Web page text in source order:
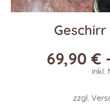
Geschirr
69,90€
inkl.
zzgl.